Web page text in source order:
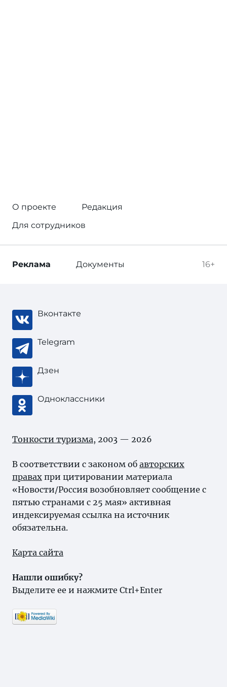
О проекте
Редакция
Для сотрудников
16+
Реклама Документы
Вконтакте
Telegram
Дзен
Одноклассники
Тонкости туризма, 2003 — 2026
В соответствии с законом об авторских
правах при цитировании материала
«Новости/Россия возобновляет сообщение с
пятью странами с 25 мая» активная
индексируемая ссылка на источник
обязательна.
Карта сайта
Нашли ошибку?
Выделите ее и нажмите Ctrl+Enter